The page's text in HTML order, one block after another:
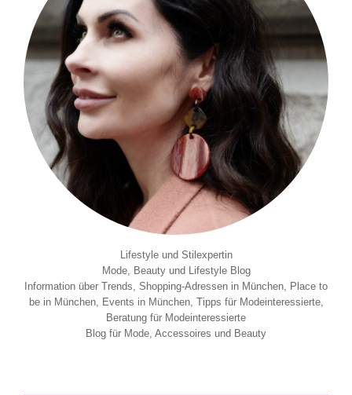
Lifestyle und Stilexpertin
Mode, Beauty und Lifestyle Blog
Information über Trends, Shopping-Adressen in München, Place to
be in München, Events in München, Tipps für Modeinteressierte,
Beratung für Modeinteressierte
Blog für Mode, Accessoires und Beauty